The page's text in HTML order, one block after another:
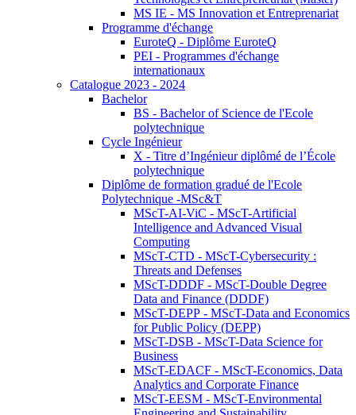
MS IE - MS Innovation et Entreprenariat
Programme d'échange
EuroteQ - Diplôme EuroteQ
PEI - Programmes d'échange
internationaux
Catalogue 2023 - 2024
Bachelor
BS - Bachelor of Science de l'Ecole
polytechnique
Cycle Ingénieur
X - Titre d’Ingénieur diplômé de l’École
polytechnique
Diplôme de formation gradué de l'Ecole
Polytechnique -MSc&T
MScT-AI-ViC - MScT-Artificial
Intelligence and Advanced Visual
Computing
MScT-CTD - MScT-Cybersecurity :
Threats and Defenses
MScT-DDDF - MScT-Double Degree
Data and Finance (DDDF)
MScT-DEPP - MScT-Data and Economics
for Public Policy (DEPP)
MScT-DSB - MScT-Data Science for
Business
MScT-EDACF - MScT-Economics, Data
Analytics and Corporate Finance
MScT-EESM - MScT-Environmental